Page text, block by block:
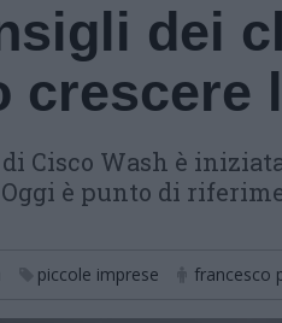
dei
crescere
Cisco Wash è
è punto di
piccole imprese francesco